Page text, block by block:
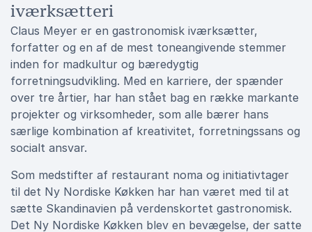
iværksætteri
Claus Meyer er en gastronomisk iværksætter,
forfatter og en af de mest toneangivende stemmer
inden for madkultur og bæredygtig
forretningsudvikling. Med en karriere, der spænder
over tre årtier, har han stået bag en række markante
projekter og virksomheder, som alle bærer hans
særlige kombination af kreativitet, forretningssans og
socialt ansvar.
Som medstifter af restaurant noma og initiativtager
til det Ny Nordiske Køkken har han været med til at
sætte Skandinavien på verdenskortet gastronomisk.
Det Ny Nordiske Køkken blev en bevægelse, der satte